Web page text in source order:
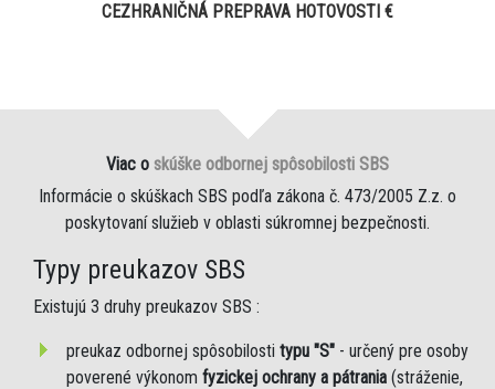
CEZHRANIČNÁ PREPRAVA HOTOVOSTI €
Viac o skúške odbornej spôsobilosti SBS
Informácie o skúškach SBS podľa zákona č. 473/2005 Z.z. o
poskytovaní služieb v oblasti súkromnej bezpečnosti.
Typy preukazov SBS
Existujú 3 druhy preukazov SBS :
preukaz odbornej spôsobilosti typu "S" - určený pre osoby
poverené výkonom fyzickej ochrany a pátrania (stráženie,